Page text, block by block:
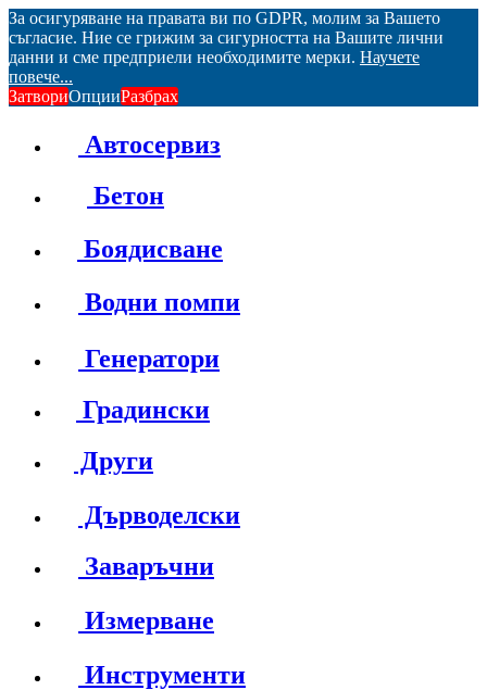
За осигуряване на правата ви по GDPR, молим за Вашето
съгласие. Ние се грижим за сигурността на Вашите лични
данни и сме предприели необходимите мерки. Научете
повече...
ЗатвориОпцииРазбрах
Автосервиз
Бетон
Боядисване
Водни помпи
Генератори
Градински
Други
Дърводелски
Заваръчни
Измерване
Инструменти